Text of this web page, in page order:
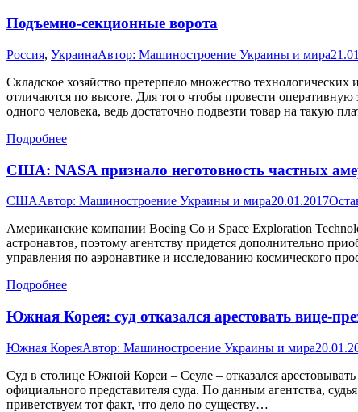
Подъемно-секционные ворота
Россия, УкраинаАвтор: Машиностроение Украины и мира
Складское хозяйство претерпело множество
отличаются по высоте. Для того чтобы провести
одного человека, ведь достаточно подвезти товар на такую
Подробнее
США: NASA признало неготовность частных
СШААвтор: Машиностроение Украины и мира20.01.2017
Американские компании Boeing Co и Space Exploration
астронавтов, поэтому агентству придется дополнительно
управления по аэронавтике и исследованию космического
Подробнее
Южная Корея: суд отказался арестовать вице-
Южная КореяАвтор: Машиностроение Украины и мира
Суд в столице Южной Кореи – Сеуле – отказался
официального представителя суда. По данным агентства,
приветствуем тот факт, что дело по существу…